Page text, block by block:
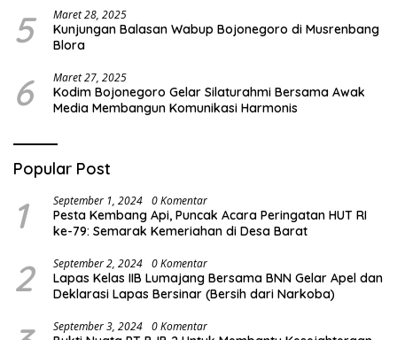
5 Maret 28, 2025
Kunjungan Balasan Wabup Bojonegoro di Musrenbang
Blora
6 Maret 27, 2025
Kodim Bojonegoro Gelar Silaturahmi Bersama Awak
Media Membangun Komunikasi Harmonis
Popular Post
1 September 1, 2024 0 Komentar
Pesta Kembang Api, Puncak Acara Peringatan HUT RI
ke-79: Semarak Kemeriahan di Desa Barat
2 September 2, 2024 0 Komentar
Lapas Kelas IIB Lumajang Bersama BNN Gelar Apel dan
Deklarasi Lapas Bersinar (Bersih dari Narkoba)
September 3, 2024 0 Komentar